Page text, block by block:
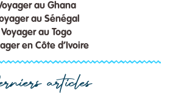
au Ghana
au Sénégal
Voyager au Togo
en Côte d’Ivoire
articles